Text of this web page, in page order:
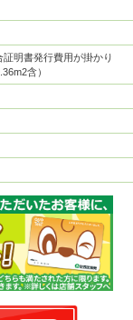
明書発行費用が掛かり
含）